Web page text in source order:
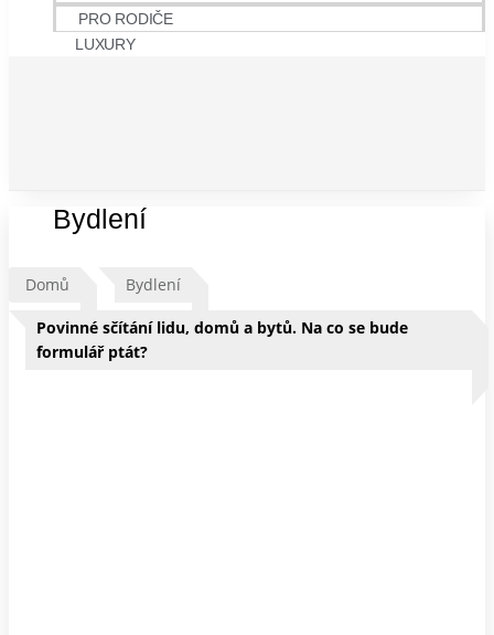
PRO RODIČE
LUXURY
Bydlení
Domů Bydlení
Povinné sčítání lidu, domů a bytů. Na co se bude
formulář ptát?